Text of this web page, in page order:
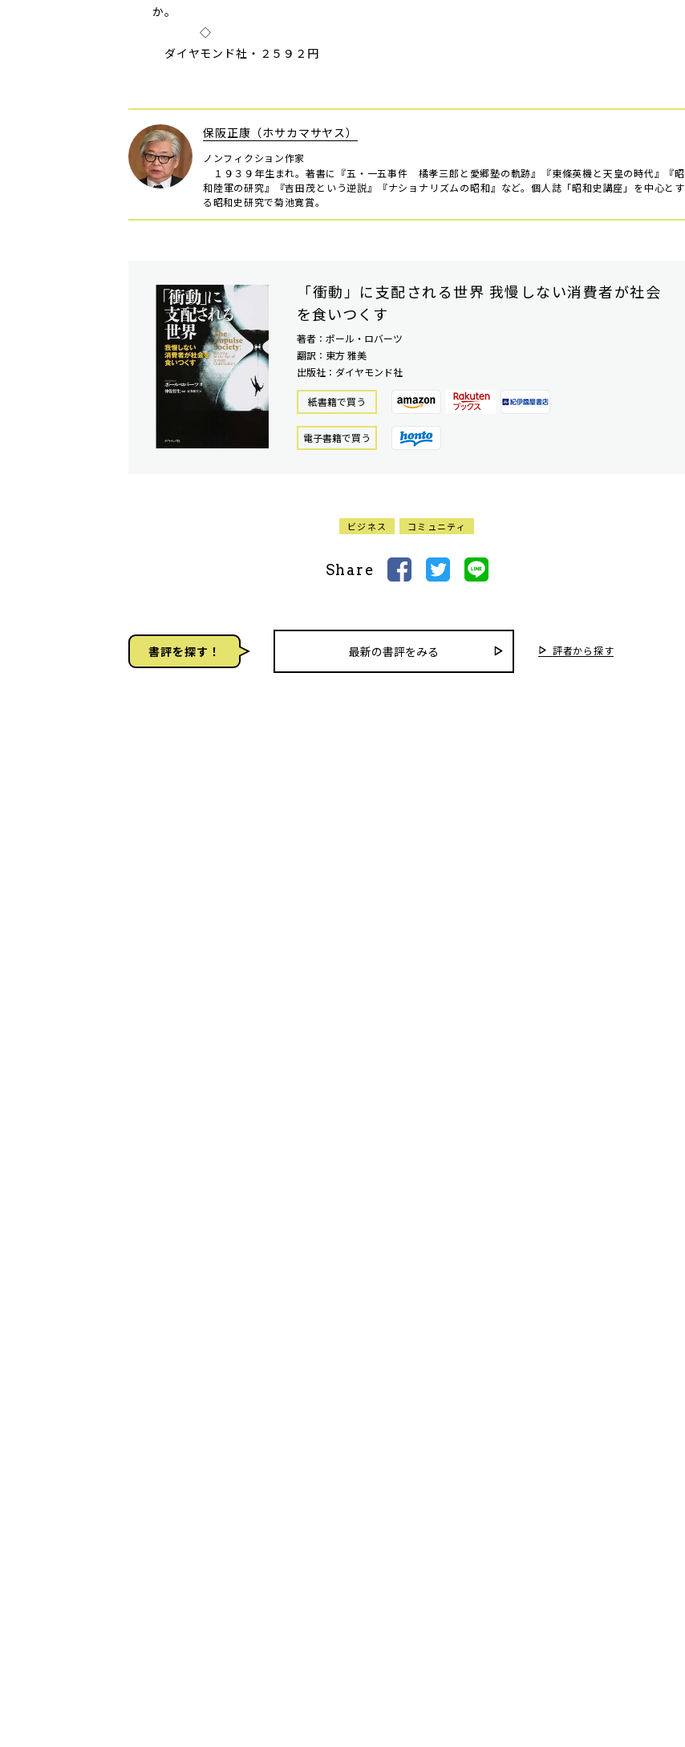
か。
◇
ダイヤモンド社・２５９２円
保阪正康（ホサカマサヤス）
ノンフィクション作家
１９３９年生まれ。著書に『五・一五事件 橘孝三郎と愛郷塾の軌跡』『東條英機と天皇の時代』『昭
和陸軍の研究』『吉田茂という逆説』『ナショナリズムの昭和』など。個人誌「昭和史講座」を中心とす
る昭和史研究で菊池寛賞。
「衝動」に支配される世界 我慢しない消費者が社会
を食いつくす
著者：ポール・ロバーツ
翻訳：東方 雅美
出版社：ダイヤモンド社
紙書籍で買う
電⼦書籍で買う
ビジネス コミュニティ
Share
書評を探す！ 最新の書評をみる 評者から探す